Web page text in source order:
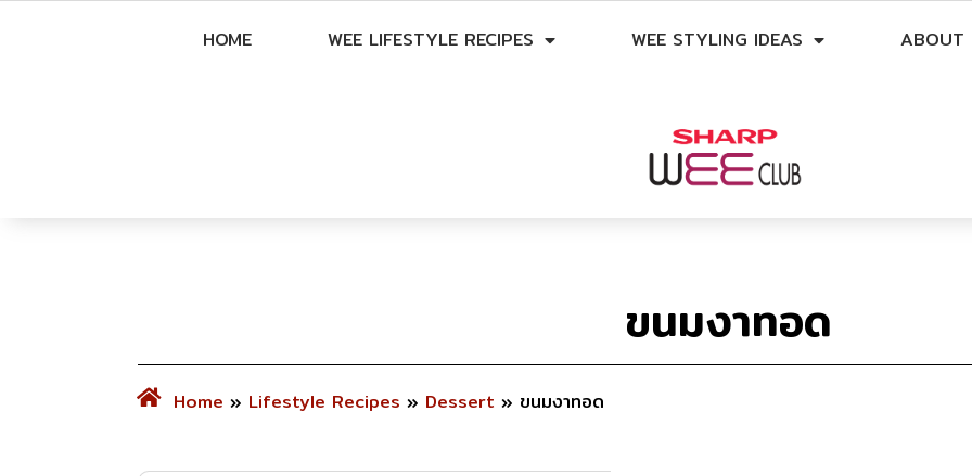
HOME WEE LIFESTYLE RECIPES WEE STYLING IDEAS ABOUT
ขนมงาทอด
Home » Lifestyle Recipes » Dessert » ขนมงาทอด